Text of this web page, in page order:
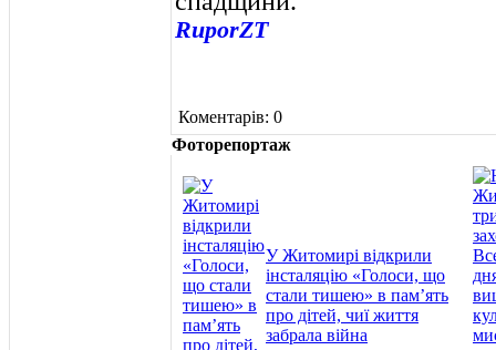
RuporZT
Коментарів: 0
Фоторепортаж
У Житомирі відкрили
інсталяцію «Голоси, що
стали тишею» в пам’ять
про дітей, чиї життя
забрала війна